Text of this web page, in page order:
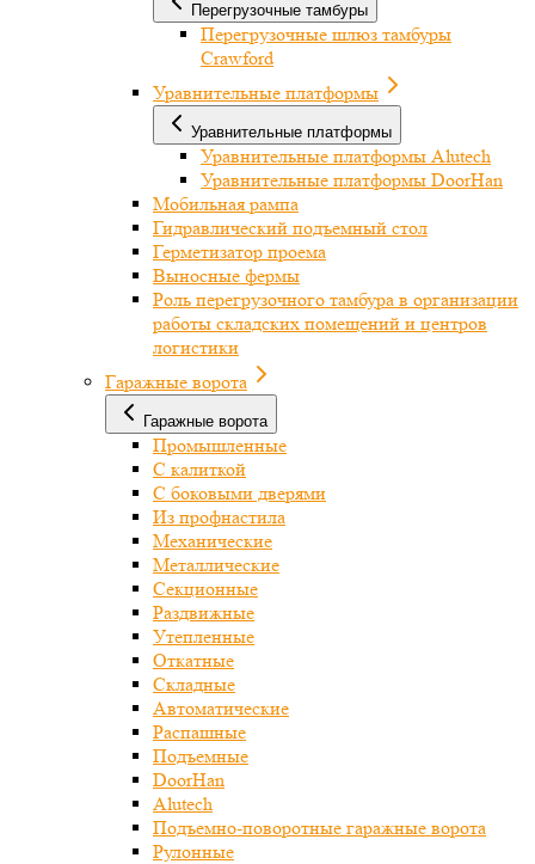
Перегрузочные тамбуры
Перегрузочные шлюз тамбуры
Crawford
Уравнительные платформы
Уравнительные платформы
Уравнительные платформы Alutech
Уравнительные платформы DoorHan
Мобильная рампа
Гидравлический подъемный стол
Герметизатор проема
Выносные фермы
Роль перегрузочного тамбура в организации
работы складских помещений и центров
логистики
Гаражные ворота
Гаражные ворота
Промышленные
С калиткой
С боковыми дверями
Из профнастила
Механические
Металлические
Секционные
Раздвижные
Утепленные
Откатные
Складные
Автоматические
Распашные
Подъемные
DoorHan
Alutech
Подъемно-поворотные гаражные ворота
Рулонные